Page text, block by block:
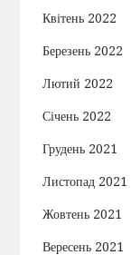
Квітень 2022
Березень 2022
Лютий 2022
Січень 2022
Грудень 2021
Листопад 2021
Жовтень 2021
Вересень 2021